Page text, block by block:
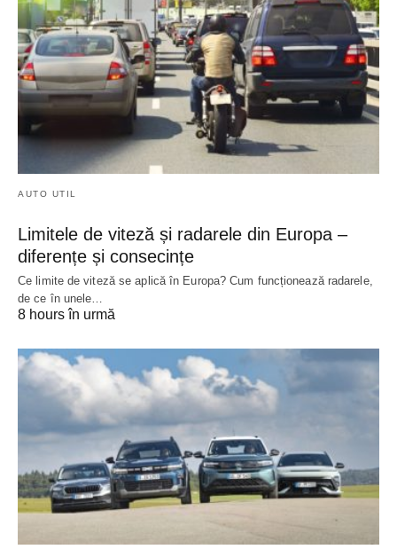
AUTO UTIL
Limitele de viteză și radarele din Europa –
diferențe și consecințe
Ce limite de viteză se aplică în Europa? Cum funcționează radarele,
de ce în unele…
8 hours în urmă